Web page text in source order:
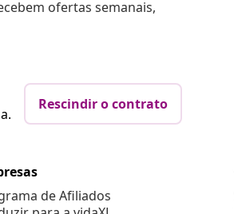
ofertas semanais,
Rescindir o contrato
de Afiliados